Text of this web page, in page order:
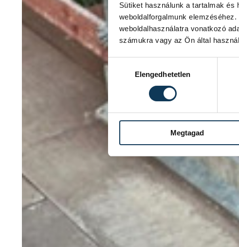
Sütiket használunk a tartalmak
weboldalforgalmunk
weboldalhasználatra vonatkozó
számukra vagy az Ön által
Hozzájárulás kiválasztása
Elengedhetetlen
Megtagad